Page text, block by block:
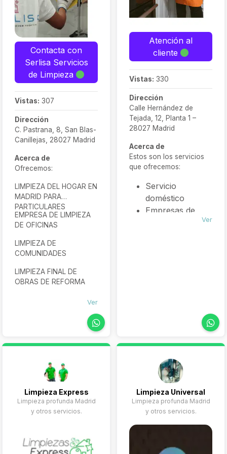
Contacta con
Serlisa Servicios
de Limpieza
Vistas: 307
Dirección
C. Pastrana, 8, San Blas-
Canillejas, 28027 Madrid
Acerca de
Ofrecemos:
LIMPIEZA DEL HOGAR EN
MADRID PARA
PARTICULARES
EMPRESA DE LIMPIEZA
DE OFICINAS
LIMPIEZA DE
COMUNIDADES
LIMPIEZA FINAL DE
OBRAS DE REFORMA
Ver
Atención al
cliente
Vistas: 330
Dirección
Calle Hernández de
Tejada, 12, Planta 1 –
28027 Madrid
Acerca de
Estos son los servicios
que ofrecemos:
Servicio
doméstico
Empresas de
Ver
Limpieza Express
Limpieza profunda Madrid
y otros servicios.
Limpieza Universal
Limpieza profunda Madrid
y otros servicios.